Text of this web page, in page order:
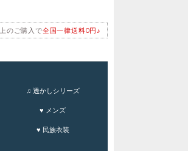
のご購入で全国一律送料0円♪
♫ 透かしシリーズ
♥ メンズ
♥ 民族衣装